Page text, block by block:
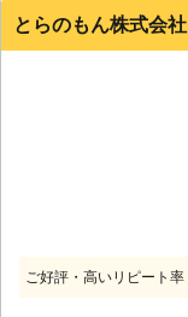
に対応して下さいま
北海道 札幌市北区
とらのもん株式会社
ご好評・高いリピート率